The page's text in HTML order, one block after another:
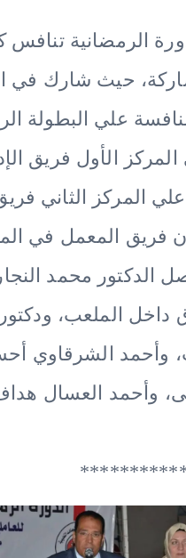
تنافس كبير بين
شارك في الدورة
البطولة الرمضانية
فريق الإداريين،
الثاني فريق
في المركز
محمد النجار علي
ودكتور يوسف
الشرقاوي أحسن
العسال هداف